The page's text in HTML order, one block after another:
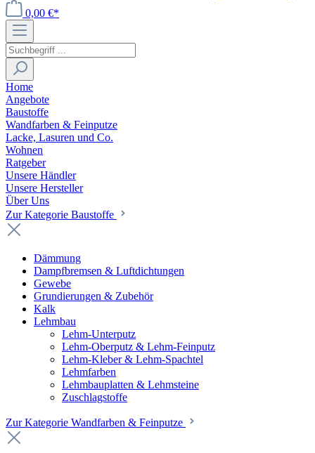
0,00 €*
Home
Angebote
Baustoffe
Wandfarben & Feinputze
Lacke, Lasuren und Co.
Wohnen
Ratgeber
Unsere Händler
Unsere Hersteller
Über Uns
Zur Kategorie Baustoffe
Dämmung
Dampfbremsen & Luftdichtungen
Gewebe
Grundierungen & Zubehör
Kalk
Lehmbau
Lehm-Unterputz
Lehm-Oberputz & Lehm-Feinputz
Lehm-Kleber & Lehm-Spachtel
Lehmfarben
Lehmbauplatten & Lehmsteine
Zuschlagstoffe
Zur Kategorie Wandfarben & Feinputze